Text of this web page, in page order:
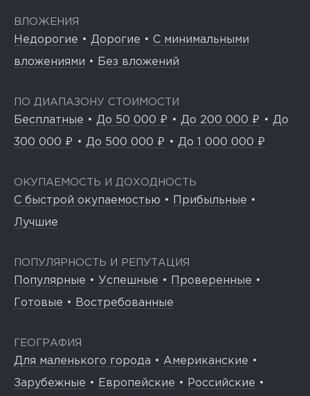
ВЛОЖЕНИЯ
Недорогие • Дорогие • С минимальными
вложениями • Без вложений
ПО ДИАПАЗОНУ СТОИМОСТИ
Бесплатные • До 50 000 ₽ • До 200 000 ₽ • До
300 000 ₽ • До 500 000 ₽ • До 1 000 000 ₽
ОКУПАЕМОСТЬ И ДОХОДНОСТЬ
С быстрой окупаемостью • Прибыльные •
Лучшие
ПОПУЛЯРНОСТЬ И РЕПУТАЦИЯ
Популярные • Успешные • Проверенные •
Готовые • Востребованные
ГЕОГРАФИЯ
Для маленького города • Американские •
Зарубежные • Европейские • Российские •